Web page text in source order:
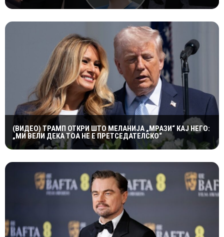
(ВИДЕО) ТРАМП ОТКРИ ШТО МЕЛАНИЈА „МРАЗИ“ КАЈ НЕГО:
„МИ ВЕЛИ ДЕКА ТОА НЕ Е ПРЕТСЕДАТЕЛСКО“